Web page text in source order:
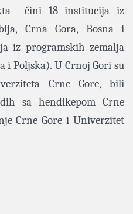
čini 18 institucija iz
Crna Gora, Bosna i
iz programskih zemalja
i Poljska). U Crnoj Gori su
Crne Gore, bili
sa hendikepom Crne
Crne Gore i Univerzitet